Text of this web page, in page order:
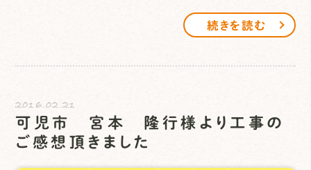
続きを読む
2016.02.21
可児市 宮本 隆行様より工事の
ご感想頂きました